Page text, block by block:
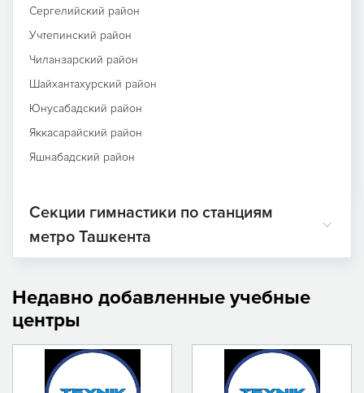
Сергелийский район
Учтепинский район
Чиланзарский район
Шайхантахурский район
Юнусабадский район
Яккасарайский район
Яшнабадский район
Секции гимнастики по станциям
метро Ташкента
Недавно добавленные учебные
центры